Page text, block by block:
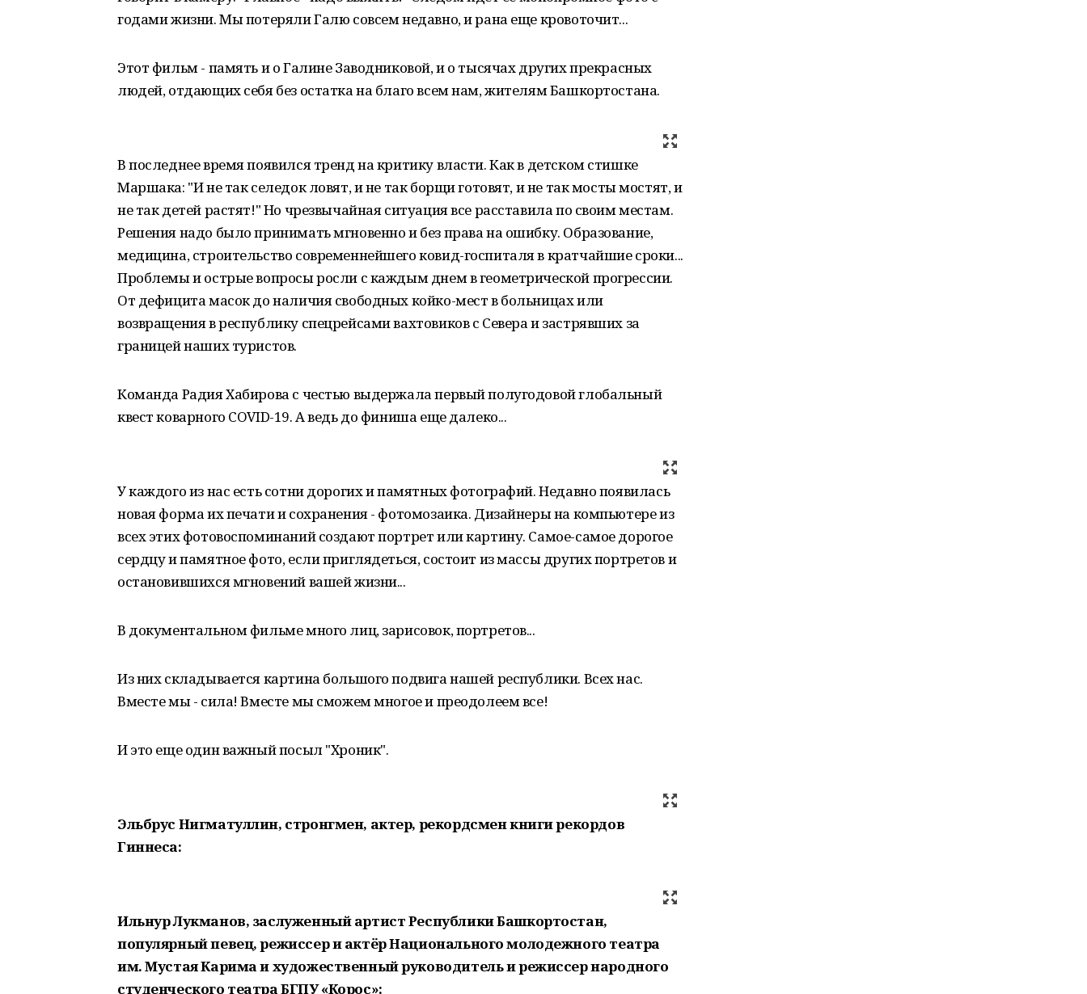
годами жизни. Мы потеряли Галю совсем недавно, и рана еще кровоточит...
Этот фильм - память и о Галине Заводниковой, и о тысячах других прекрасных
людей, отдающих себя без остатка на благо всем нам, жителям Башкортостана.
В последнее время появился тренд на критику власти. Как в детском стишке
Маршака: "И не так селедок ловят, и не так борщи готовят, и не так мосты мостят, и
не так детей растят!" Но чрезвычайная ситуация все расставила по своим местам.
Решения надо было принимать мгновенно и без права на ошибку. Образование,
медицина, строительство современнейшего ковид-госпиталя в кратчайшие сроки...
Проблемы и острые вопросы росли с каждым днем в геометрической прогрессии.
От дефицита масок до наличия свободных койко-мест в больницах или
возвращения в республику спецрейсами вахтовиков с Севера и застрявших за
границей наших туристов.
Команда Радия Хабирова с честью выдержала первый полугодовой глобальный
квест коварного COVID-19. А ведь до финиша еще далеко...
У каждого из нас есть сотни дорогих и памятных фотографий. Недавно появилась
новая форма их печати и сохранения - фотомозаика. Дизайнеры на компьютере из
всех этих фотовоспоминаний создают портрет или картину. Самое-самое дорогое
сердцу и памятное фото, если приглядеться, состоит из массы других портретов и
остановившихся мгновений вашей жизни...
В документальном фильме много лиц, зарисовок, портретов...
Из них складывается картина большого подвига нашей республики. Всех нас.
Вместе мы - сила! Вместе мы сможем многое и преодолеем все!
И это еще один важный посыл "Хроник".
Эльбрус Нигматуллин, стронгмен, актер, рекордсмен книги рекордов
Гиннеса:
Ильнур Лукманов, заслуженный артист Республики Башкортостан,
популярный певец, режиссер и актёр Национального молодежного театра
им. Мустая Карима и художественный руководитель и режиссер народного
студенческого театра БГПУ «Корос»: